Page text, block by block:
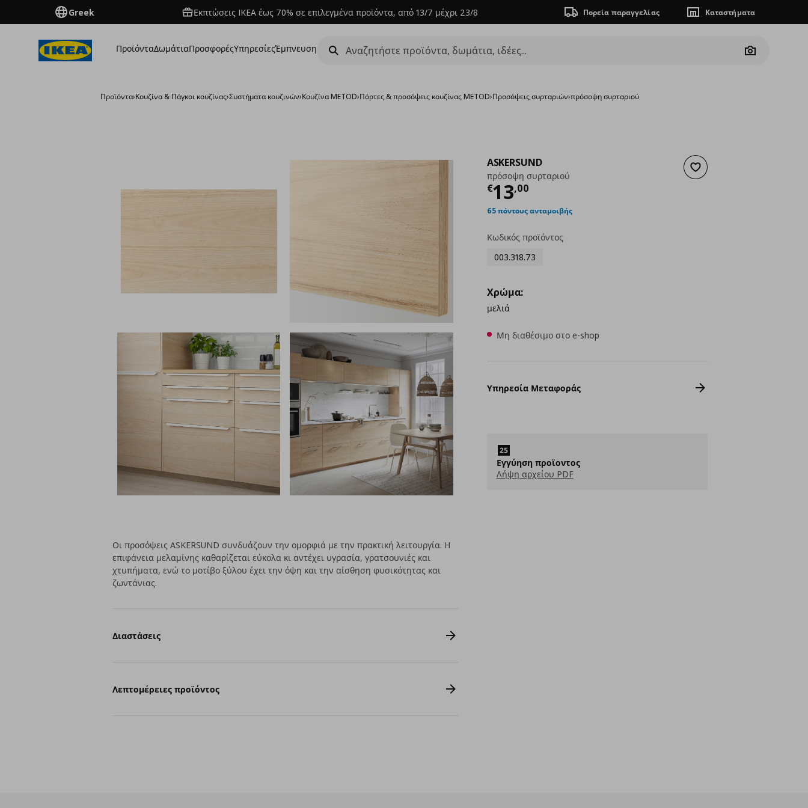
Greek Εκπτώσεις IKEA έως 70% σε επιλεγμένα προϊόντα, από 13/7 μέχρι 23/8 Πορεία παραγγελίας Καταστήματα
ΠροϊόνταΔωμάτιαΠροσφορέςΥπηρεσίεςΈμπνευση
Camera
Προϊόντα›Κουζίνα & Πάγκοι κουζίνας›Συστήματα κουζινών›Κουζίνα METOD›Πόρτες & προσόψεις κουζίνας METOD›Προσόψεις συρταριών›πρόσοψη συρταριού
Προσθήκη στα αγαπημένα
ASKERSUND
πρόσοψη συρταριού
€13,00
Τρέχουσα τιμή
65 πόντους ανταμοιβής
Κωδικός προϊόντος
003.318.73
Χρώμα:
μελιά
Μη διαθέσιμο στο e-shop
Υπηρεσία Μεταφοράς
Εγγύηση προϊοντος
Λήψη αρχείου PDF
Οι προσόψεις ASKERSUND συνδυάζουν την ομορφιά με την πρακτική λειτουργία. Η
επιφάνεια μελαμίνης καθαρίζεται εύκολα κι αντέχει υγρασία, γρατσουνιές και
χτυπήματα, ενώ το μοτίβο ξύλου έχει την όψη και την αίσθηση φυσικότητας και
ζωντάνιας.
Διαστάσεις
Λεπτομέρειες προϊόντος